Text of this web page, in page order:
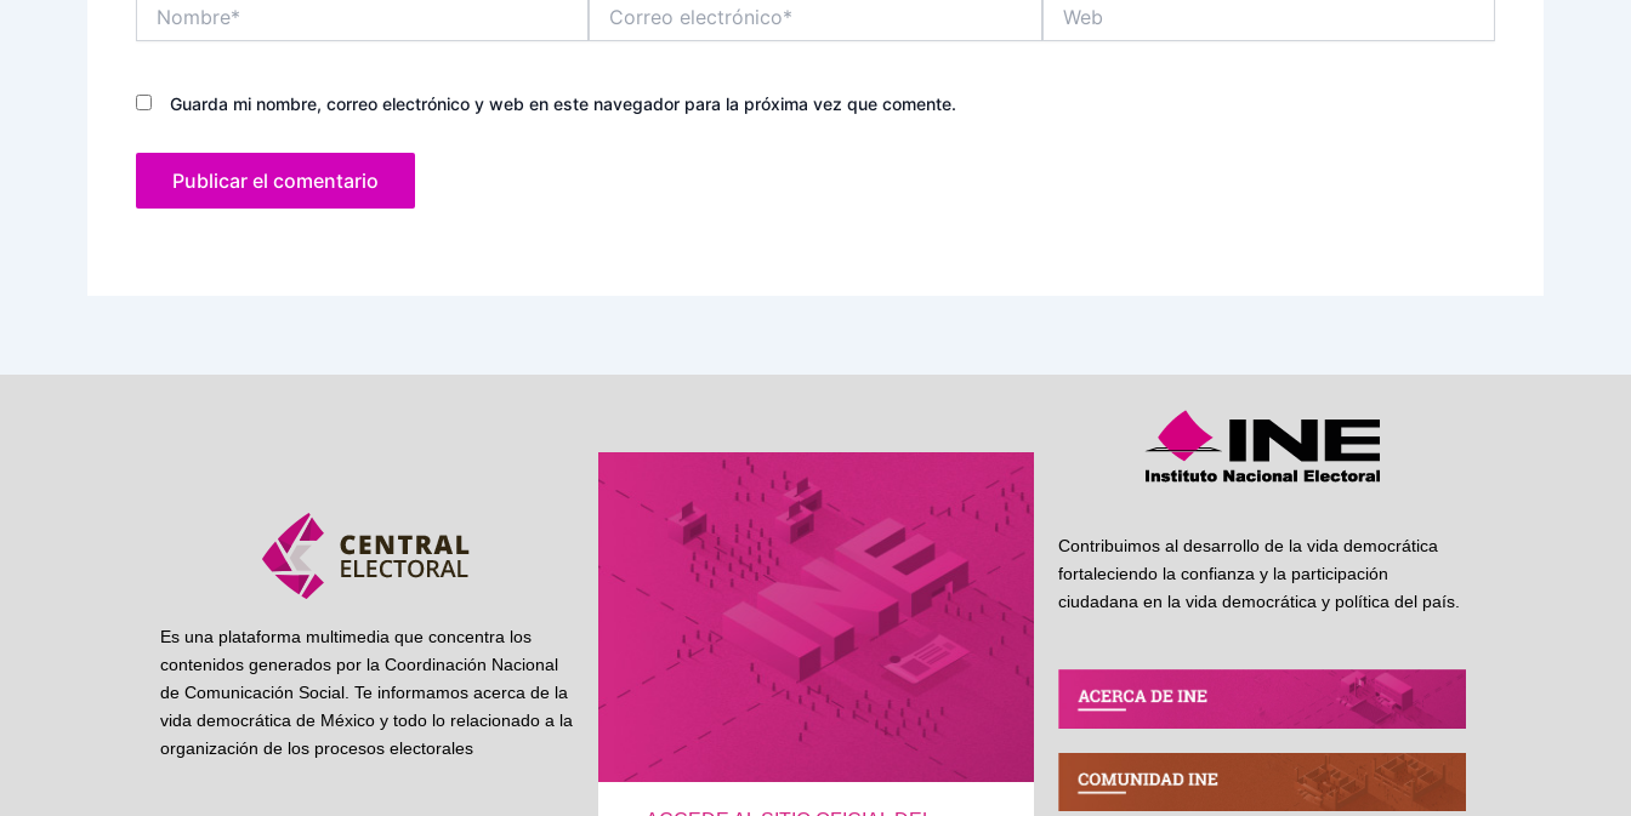
electrónico*
Guarda mi nombre, correo electrónico y web en este navegador para la próxima vez que comente.
Es una plataforma multimedia que concentra los
contenidos generados por la Coordinación Nacional
de Comunicación Social. Te informamos acerca de la
vida democrática de México y todo lo relacionado a la
organización de los procesos electorales
Contribuimos al desarrollo de la vida democrática
fortaleciendo la confianza y la participación
ciudadana en la vida democrática y política del país.